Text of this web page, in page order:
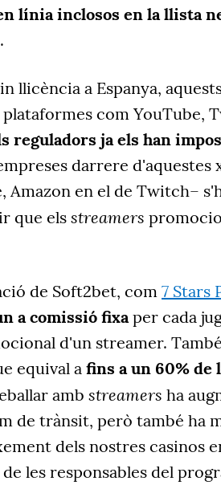
línia inclosos en la llista
llicència a Espanya,
plataformes com YouTube,
reguladors ja els han
darrere d'aquestes
Amazon en el de Twitch–
que elsstreamers
de Soft2bet, com 7 Stars
a comissió fixaper cada
d'un streamer. També
equival a fins a un 60% de
amb streamers ha
de trànsit, però també ha
dels nostres casinos
les responsables del